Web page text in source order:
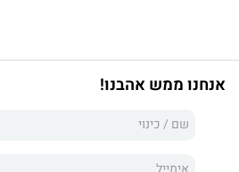
אנחנו ממש אהבנו!